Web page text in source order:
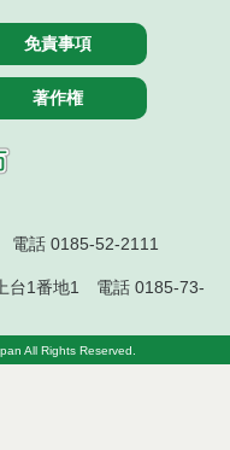
費補助金交付要綱
会設置要綱
育成研修費補助金交
修事業実施要綱
ター事業実施要綱
施要綱
免責事項
著作権
電話 0185-52-2111
台1番地1 電話 0185-73-
All Rights Reserved.